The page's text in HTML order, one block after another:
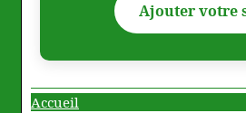
Ajouter votre
Accueil